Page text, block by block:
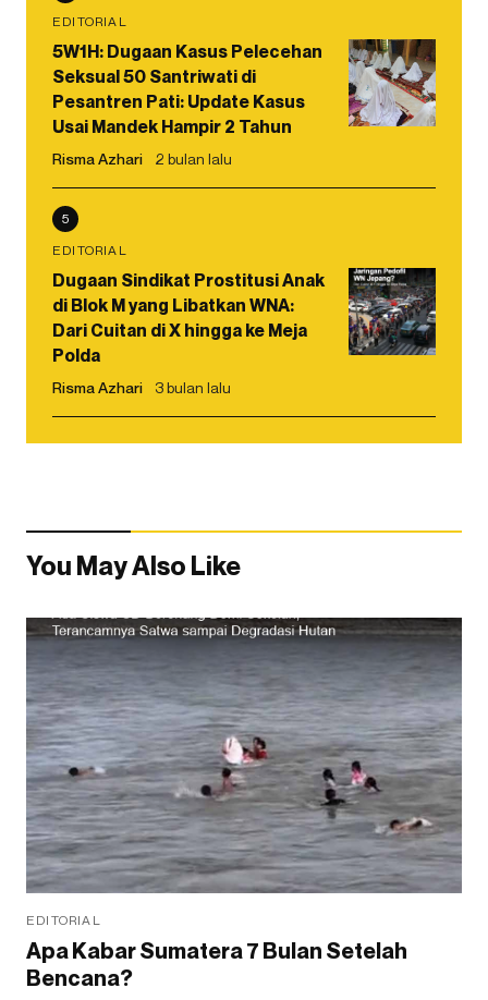
EDITORIAL
5W1H: Dugaan Kasus Pelecehan
Seksual 50 Santriwati di
Pesantren Pati: Update Kasus
Usai Mandek Hampir 2 Tahun
Risma Azhari 2 bulan lalu
5
EDITORIAL
Dugaan Sindikat Prostitusi Anak
di Blok M yang Libatkan WNA:
Dari Cuitan di X hingga ke Meja
Polda
Risma Azhari 3 bulan lalu
You May Also Like
EDITORIAL
Apa Kabar Sumatera 7 Bulan Setelah
Bencana?